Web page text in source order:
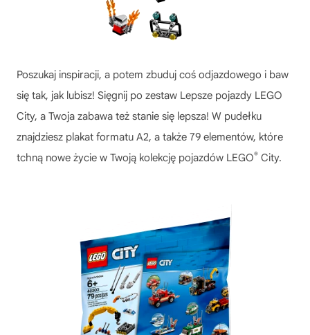
Poszukaj inspiracji, a potem zbuduj coś odjazdowego i baw
się tak, jak lubisz! Sięgnij po zestaw Lepsze pojazdy LEGO
City, a Twoja zabawa też stanie się lepsza! W pudełku
znajdziesz plakat formatu A2, a także 79 elementów, które
tchną nowe życie w Twoją kolekcję pojazdów LEGO® City.